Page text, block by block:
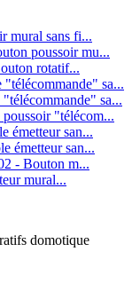
mural sans fi...
poussoir mu...
rotatif...
sa...
sa...
"télécom...
émetteur san...
émetteur san...
- Bouton m...
mural...
domotique